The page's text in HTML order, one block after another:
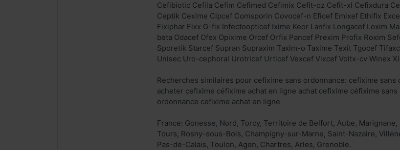
Cefibiotic Cefila Cefim Cefimed Cefimix Cefit-oz Cefit-xl Cefixdura
Ceptik Cexime Cipcef Comsporin Covocef-n Eficef Emixef Ethifix
Fixiphar Fixx G-fix Infectoopticef Ixime Keor Lanfix Longacef Loxim
beta Odacef Ofex Opixime Orcef Orfix Pancef Prexim Profix Roxim
Sporetik Starcef Supran Supraxim Taxim-o Taxime Texit Tgocef
Unisec Uro-cephoral Urotricef Urticef Vexcef Vixcef Voitx-cv Winex
Recherches similaires pour cefixime sans ordonnance: cefixime
acheter cefixime céfixime achat en ligne achat cefixime céfixime
ordonnance cefixime achat en ligne
France: Gonesse, Nord, Torcy, Territoire de Belfort, Aube,
Tours, Rosny-sous-Bois, Champigny-sur-Marne, Saint-Nazaire,
Pas-de-Calais, Toulon, Agen, Chartres, Arles, Grenoble.